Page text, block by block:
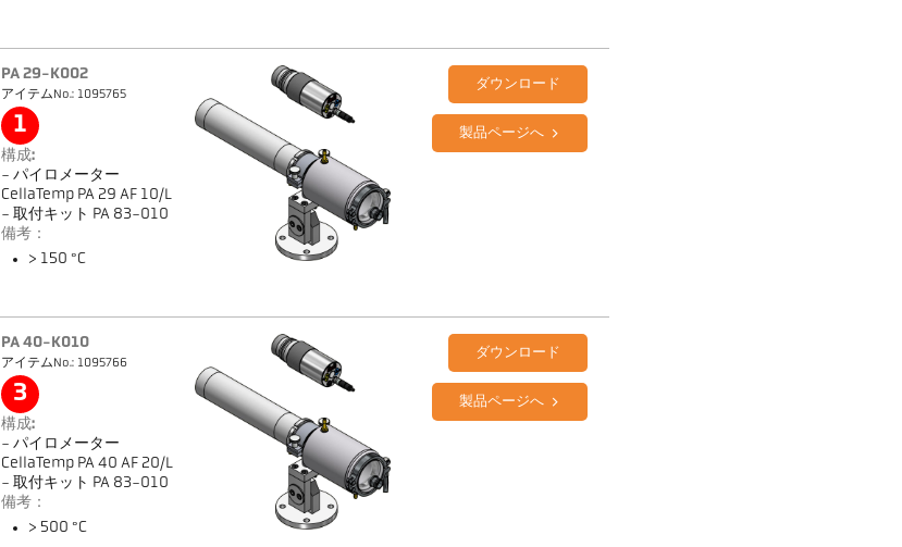
PA 29-K002
アイテムNo.: 1095765
1
構成:
- パイロメーター
CellaTemp PA 29 AF 10/L
- 取付キット PA 83-010
備考：
> 150 °C
ダウンロード
製品ページへ
PA 40-K010
アイテムNo.: 1095766
3
構成:
- パイロメーター
CellaTemp PA 40 AF 20/L
- 取付キット PA 83-010
備考：
> 500 °C
ダウンロード
製品ページへ